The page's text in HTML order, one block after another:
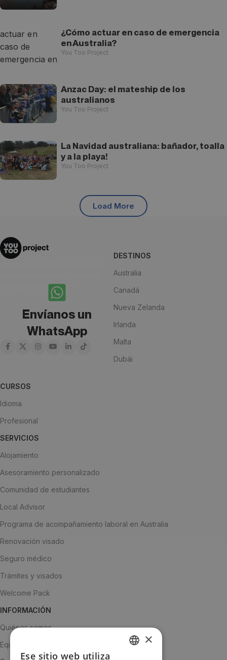
¿Cómo actuar en caso de emergencia
en Australia?
You Too Project
Anzac Day: el mateship de los
australianos
You Too Project
La Navidad australiana: bañador, toalla
y a la playa!
You Too Project
Load More
¡Anímate y escríbenos!
Envíanos un
WhatsApp
DESTINOS
Australia
Canadá
Nueva Zelanda
Irlanda
Malta
Dubái
CURSOS
Idioma
Profesional
SERVICIOS
Alojamiento
Asesoramiento personalizado
Comunidad de estudiantes
Local Advisor
Programa de acompañamiento laboral en Australia
Renovación visado
Seguro médico
Trámites y visados
Welcome Pack
INFORMACIÓN
Quiénes somos
Equipo
×
Ese sitio web utiliza